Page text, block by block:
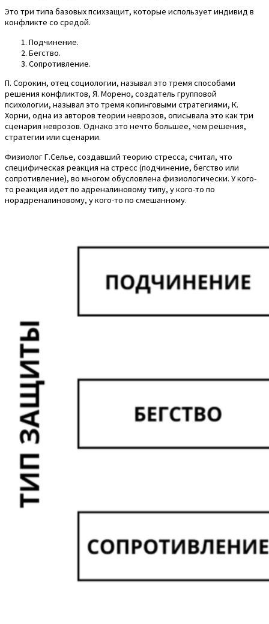
Это три типа базовых психзащит, которые использует индивид в
конфликте со средой.
Подчинение.
Бегство.
Сопротивление.
П. Сорокин, отец социологии, называл это тремя способами
решения конфликтов, Я. Морено, создатель групповой
психологии, называл это тремя копинговыми стратегиями, К.
Хорни, одна из авторов теории неврозов, описывала это как три
сценария неврозов. Однако это нечто большее, чем решения,
стратегии или сценарии.
Физиолог Г.Селье, создавший теорию стресса, считал, что
специфическая реакция на стресс (подчинение, бегство или
сопротивление), во многом обусловлена физиологически. У кого-
то реакция идет по адреналиновому типу, у кого-то по
норадреналиновому, у кого-то по смешанному.